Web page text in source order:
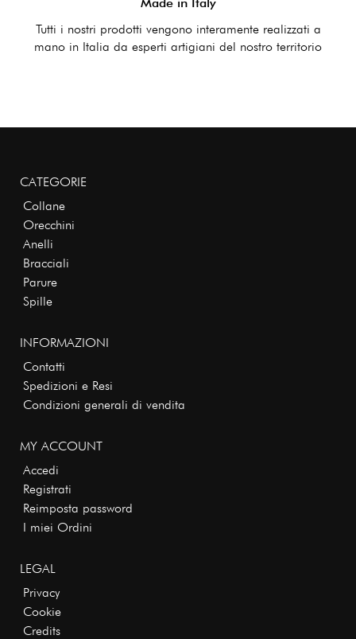
Made in Italy
Tutti i nostri prodotti vengono interamente realizzati a
mano in Italia da esperti artigiani del nostro territorio
CATEGORIE
Collane
Orecchini
Anelli
Bracciali
Parure
Spille
INFORMAZIONI
Contatti
Spedizioni e Resi
Condizioni generali di vendita
MY ACCOUNT
Accedi
Registrati
Reimposta password
I miei Ordini
LEGAL
Privacy
Cookie
Credits